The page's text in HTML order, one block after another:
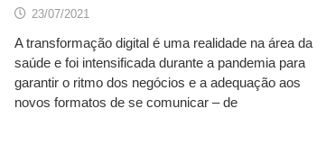
23/07/2021
A transformação digital é uma realidade na área da
saúde e foi intensificada durante a pandemia para
garantir o ritmo dos negócios e a adequação aos
novos formatos de se comunicar – de